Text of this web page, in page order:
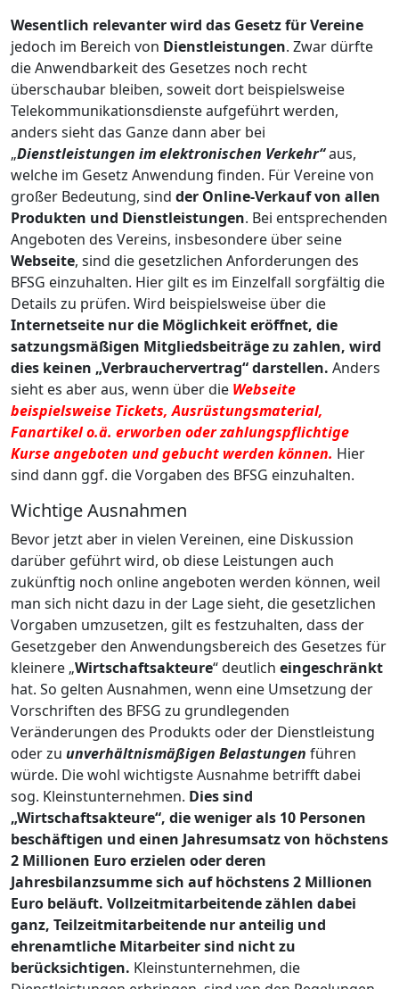
Wesentlich relevanter wird das Gesetz für Vereine
jedoch im Bereich von Dienstleistungen. Zwar dürfte
die Anwendbarkeit des Gesetzes noch recht
überschaubar bleiben, soweit dort beispielsweise
Telekommunikationsdienste aufgeführt werden,
anders sieht das Ganze dann aber bei
„Dienstleistungen im elektronischen Verkehr“aus,
welche im Gesetz Anwendung finden. Für Vereine von
großer Bedeutung, sind der Online-Verkauf von allen
Produkten und Dienstleistungen. Bei entsprechenden
Angeboten des Vereins, insbesondere über seine
Webseite, sind die gesetzlichen Anforderungen des
BFSG einzuhalten. Hier gilt es im Einzelfall sorgfältig die
Details zu prüfen. Wird beispielsweise über die
Internetseite nur die Möglichkeit eröffnet, die
satzungsmäßigen Mitgliedsbeiträge zu zahlen, wird
dies keinen „Verbrauchervertrag“ darstellen. Anders
sieht es aber aus, wenn über die Webseite
beispielsweise Tickets, Ausrüstungsmaterial,
Fanartikel o.ä. erworben oder zahlungspflichtige
Kurse angeboten und gebucht werden können. Hier
sind dann ggf. die Vorgaben des BFSG einzuhalten.
Wichtige Ausnahmen
Bevor jetzt aber in vielen Vereinen, eine Diskussion
darüber geführt wird, ob diese Leistungen auch
zukünftig noch online angeboten werden können, weil
man sich nicht dazu in der Lage sieht, die gesetzlichen
Vorgaben umzusetzen, gilt es festzuhalten, dass der
Gesetzgeber den Anwendungsbereich des Gesetzes für
kleinere „Wirtschaftsakteure“ deutlich eingeschränkt
hat. So gelten Ausnahmen, wenn eine Umsetzung der
Vorschriften des BFSG zu grundlegenden
Veränderungen des Produkts oder der Dienstleistung
oder zu unverhältnismäßigen Belastungen führen
würde. Die wohl wichtigste Ausnahme betrifft dabei
sog. Kleinstunternehmen. Dies sind
„Wirtschaftsakteure“, die weniger als 10 Personen
beschäftigen und einen Jahresumsatz von höchstens
2 Millionen Euro erzielen oder deren
Jahresbilanzsumme sich auf höchstens 2 Millionen
Euro beläuft. Vollzeitmitarbeitende zählen dabei
ganz, Teilzeitmitarbeitende nur anteilig und
ehrenamtliche Mitarbeiter sind nicht zu
berücksichtigen. Kleinstunternehmen, die